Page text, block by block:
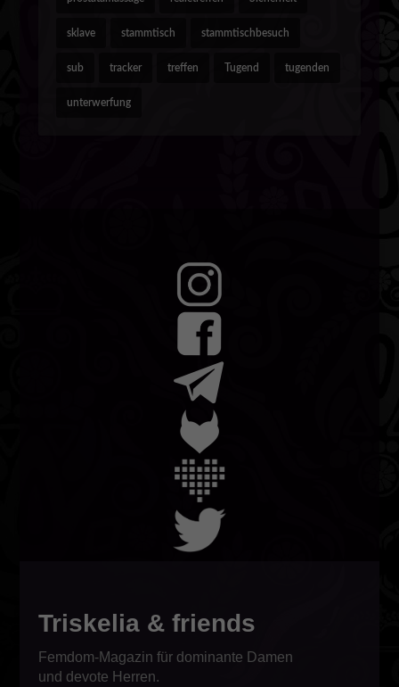
sklave stammtisch stammtischbesuch
sub tracker treffen Tugend tugenden
unterwerfung
Triskelia & friends
Femdom-Magazin für dominante Damen
und devote Herren.